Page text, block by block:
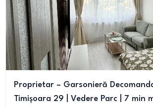
Proprietar – Garsonieră
Timișoara 29 | Vedere Parc | 7 min